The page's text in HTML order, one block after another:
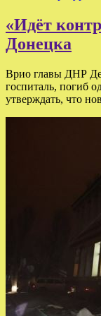
«Идёт
Донецка
Врио главы ДНР
госпиталь, погиб
утверждать, что